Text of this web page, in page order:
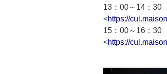
13：00～14：30
<https://
15：00～16：30
<https://